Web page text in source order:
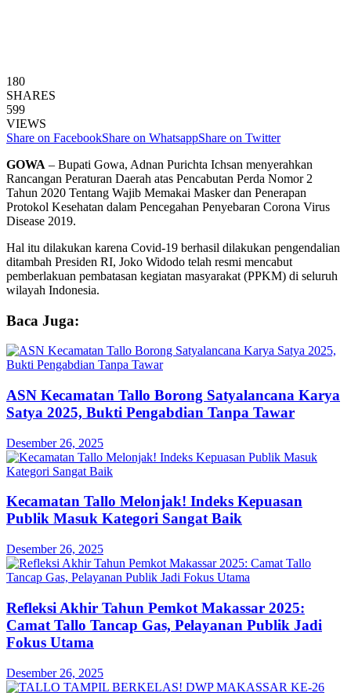
180
SHARES
599
VIEWS
Share on FacebookShare on WhatsappShare on Twitter
GOWA – Bupati Gowa, Adnan Purichta Ichsan menyerahkan
Rancangan Peraturan Daerah atas Pencabutan Perda Nomor 2
Tahun 2020 Tentang Wajib Memakai Masker dan Penerapan
Protokol Kesehatan dalam Pencegahan Penyebaran Corona Virus
Disease 2019.
Hal itu dilakukan karena Covid-19 berhasil dilakukan pengendalian
ditambah Presiden RI, Joko Widodo telah resmi mencabut
pemberlakuan pembatasan kegiatan masyarakat (PPKM) di seluruh
wilayah Indonesia.
Baca Juga:
ASN Kecamatan Tallo Borong Satyalancana Karya
Satya 2025, Bukti Pengabdian Tanpa Tawar
Desember 26, 2025
Kecamatan Tallo Melonjak! Indeks Kepuasan
Publik Masuk Kategori Sangat Baik
Desember 26, 2025
Refleksi Akhir Tahun Pemkot Makassar 2025:
Camat Tallo Tancap Gas, Pelayanan Publik Jadi
Fokus Utama
Desember 26, 2025